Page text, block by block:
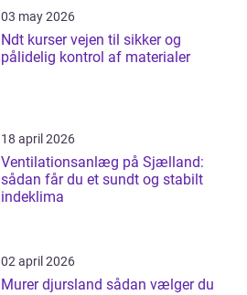
03 may 2026
Ndt kurser vejen til sikker og
pålidelig kontrol af materialer
18 april 2026
Ventilationsanlæg på Sjælland:
sådan får du et sundt og stabilt
indeklima
02 april 2026
Murer djursland sådan vælger du